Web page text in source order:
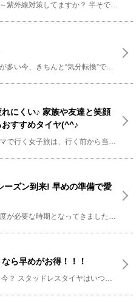
紫外線対策してますか？ 半そでだとまだ肌寒い時もありますが、子供は結構平気なんでしょうね！？
おうちで過ごすことが多い今、きちんと“気分転換”できていますか？
にくい♪ 家族や友達と笑顔
すすめタイヤ(^^♪
仲良しの友達とクルマで行く女子旅は、行く前から当日までずっとワクワクして気合が入りますよね？！
ーズン到来! 早めの準備で愛
そろそろ車にも冬支度が必要な時期となってきました。
ら早めがお得！！！
まだ早い？ それとも今？ スタッドレスタイヤはいつ買うのがお得なのか？？